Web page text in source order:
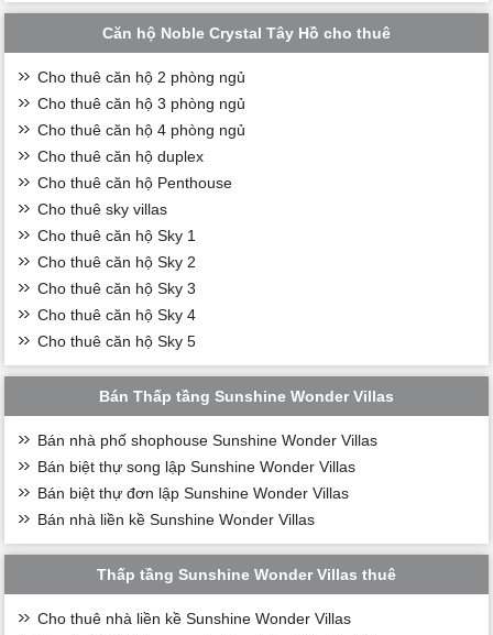
Căn hộ Noble Crystal Tây Hồ cho thuê
Cho thuê căn hộ 2 phòng ngủ
Cho thuê căn hộ 3 phòng ngủ
Cho thuê căn hộ 4 phòng ngủ
Cho thuê căn hộ duplex
Cho thuê căn hộ Penthouse
Cho thuê sky villas
Cho thuê căn hộ Sky 1
Cho thuê căn hộ Sky 2
Cho thuê căn hộ Sky 3
Cho thuê căn hộ Sky 4
Cho thuê căn hộ Sky 5
Bán Thấp tầng Sunshine Wonder Villas
Bán nhà phố shophouse Sunshine Wonder Villas
Bán biệt thự song lập Sunshine Wonder Villas
Bán biệt thự đơn lập Sunshine Wonder Villas
Bán nhà liền kề Sunshine Wonder Villas
Thấp tầng Sunshine Wonder Villas thuê
Cho thuê nhà liền kề Sunshine Wonder Villas